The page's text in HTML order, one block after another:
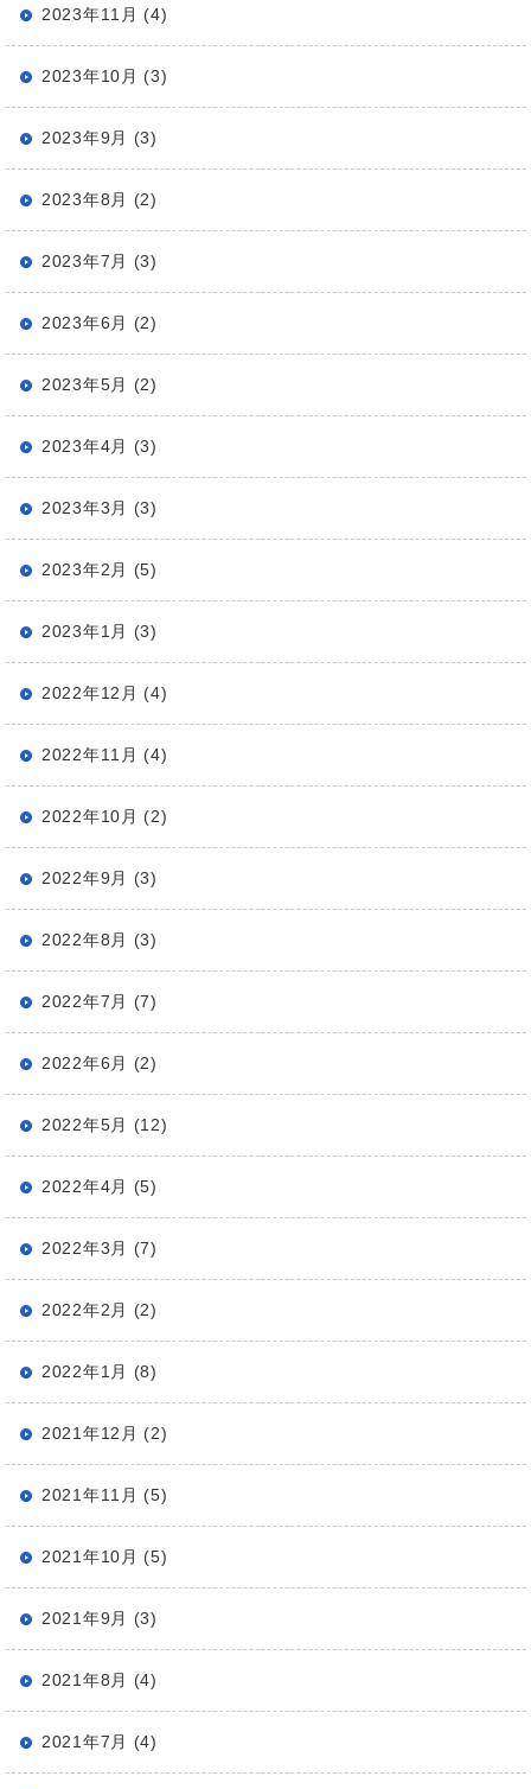
2023年11月 (4)
2023年10月 (3)
2023年9月 (3)
2023年8月 (2)
2023年7月 (3)
2023年6月 (2)
2023年5月 (2)
2023年4月 (3)
2023年3月 (3)
2023年2月 (5)
2023年1月 (3)
2022年12月 (4)
2022年11月 (4)
2022年10月 (2)
2022年9月 (3)
2022年8月 (3)
2022年7月 (7)
2022年6月 (2)
2022年5月 (12)
2022年4月 (5)
2022年3月 (7)
2022年2月 (2)
2022年1月 (8)
2021年12月 (2)
2021年11月 (5)
2021年10月 (5)
2021年9月 (3)
2021年8月 (4)
2021年7月 (4)